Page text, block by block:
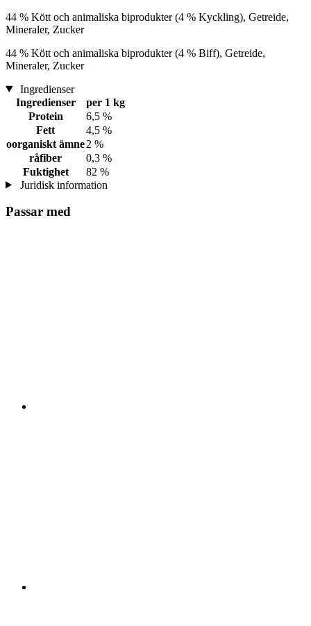
44 % Kött och animaliska biprodukter (4 % Kyckling), Getreide,
Mineraler, Zucker
44 % Kött och animaliska biprodukter (4 % Biff), Getreide,
Mineraler, Zucker
Ingredienser
Ingredienser
per 1 kg
Protein
6,5 %
Fett
4,5 %
oorganiskt ämne2 %
råfiber
0,3 %
Fuktighet
82 %
Juridisk information
Passar med